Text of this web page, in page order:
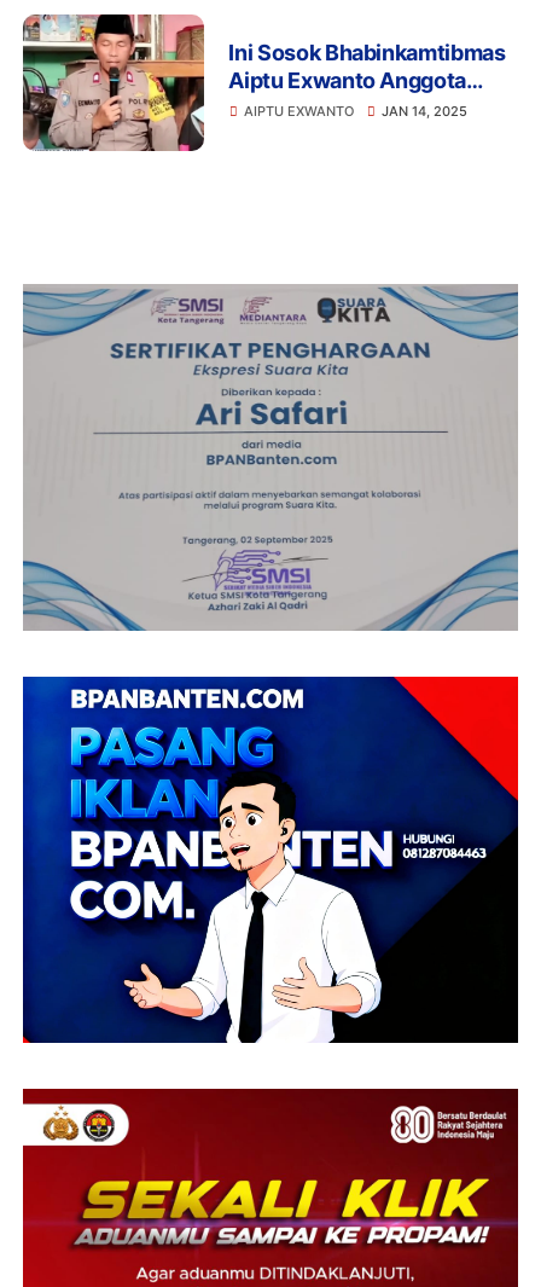
Ini Sosok Bhabinkamtibmas
Aiptu Exwanto Anggota
Polsek Batuceper
AIPTU EXWANTO JAN 14, 2025